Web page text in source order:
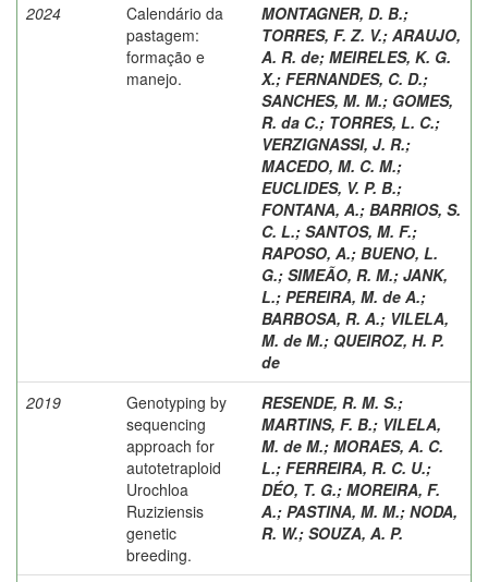
2024
Calendário da
pastagem:
formação e
manejo.
MONTAGNER, D. B.;
TORRES, F. Z. V.; ARAUJO,
A. R. de; MEIRELES, K. G.
X.; FERNANDES, C. D.;
SANCHES, M. M.; GOMES,
R. da C.; TORRES, L. C.;
VERZIGNASSI, J. R.;
MACEDO, M. C. M.;
EUCLIDES, V. P. B.;
FONTANA, A.; BARRIOS, S.
C. L.; SANTOS, M. F.;
RAPOSO, A.; BUENO, L.
G.; SIMEÃO, R. M.; JANK,
L.; PEREIRA, M. de A.;
BARBOSA, R. A.; VILELA,
M. de M.; QUEIROZ, H. P.
de
2019
Genotyping by
sequencing
approach for
autotetraploid
Urochloa
Ruziziensis
genetic
breeding.
RESENDE, R. M. S.;
MARTINS, F. B.; VILELA,
M. de M.; MORAES, A. C.
L.; FERREIRA, R. C. U.;
DÉO, T. G.; MOREIRA, F.
A.; PASTINA, M. M.; NODA,
R. W.; SOUZA, A. P.